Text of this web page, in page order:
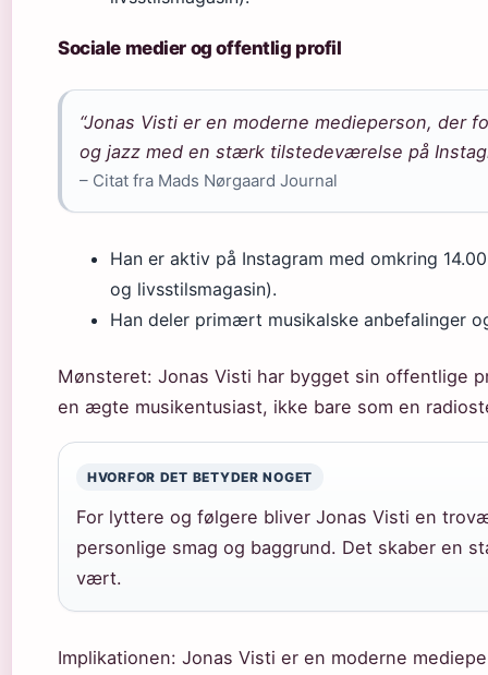
Sociale medier og offentlig profil
“Jonas Visti er en moderne medieperson, der
og jazz med en stærk tilstedeværelse på
– Citat fra Mads Nørgaard Journal
Han er aktiv på Instagram med omkring
og livsstilsmagasin).
Han deler primært musikalske anbefalinger
Mønsteret: Jonas Visti har bygget sin offentlige
en ægte musikentusiast, ikke bare som en
HVORFOR DET BETYDER NOGET
For lyttere og følgere bliver Jonas Visti en
personlige smag og baggrund. Det skaber en
vært.
Implikationen: Jonas Visti er en moderne